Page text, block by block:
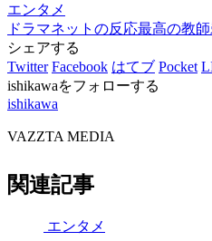
エンタメ
ドラマネットの反応最高の教師
シェアする
Twitter Facebook はてブ Pocket
ishikawaをフォローする
ishikawa
VAZZTA MEDIA
関連記事
エンタメ